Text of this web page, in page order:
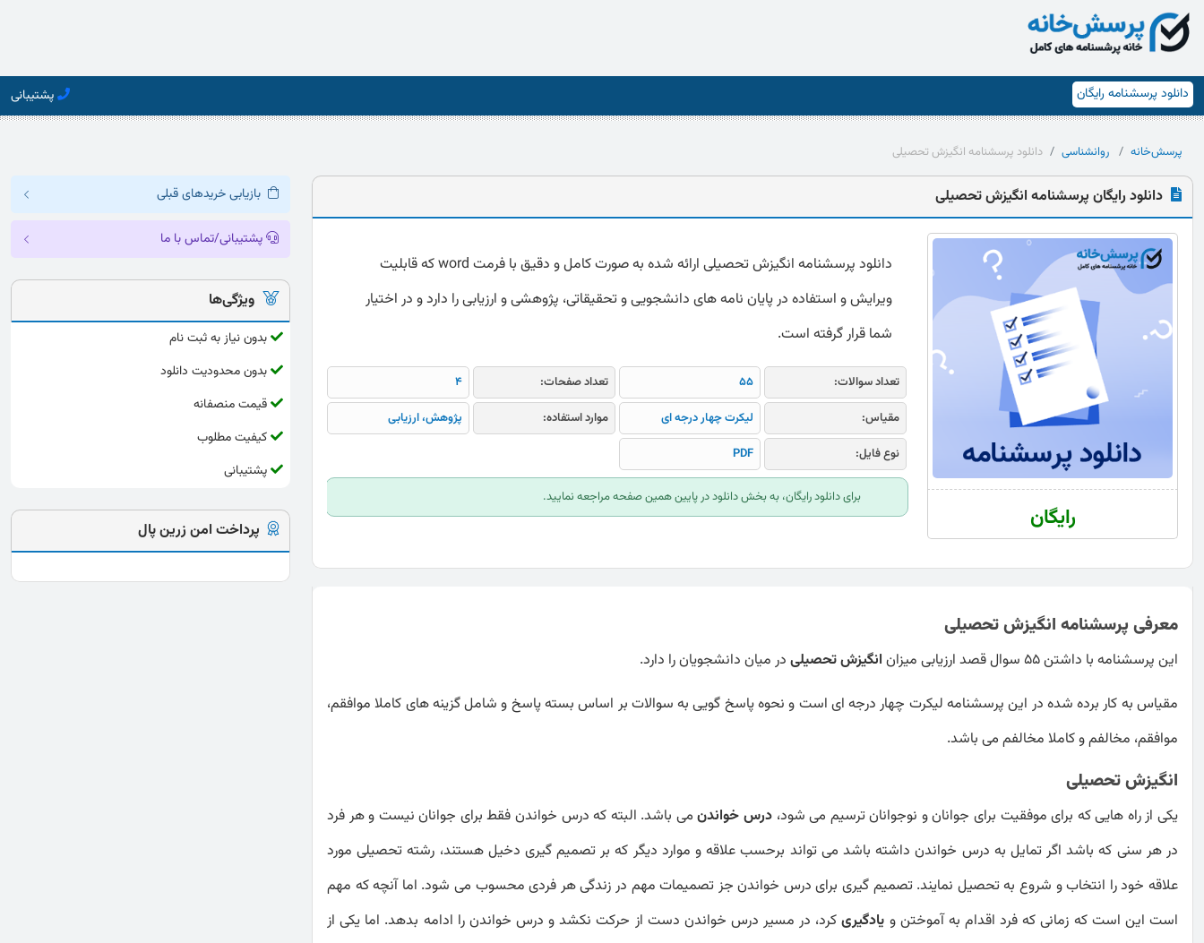
دانلود پرسشنامه رایگان پشتیبانی
پرسش‌خانه روانشناسی دانلود پرسشنامه انگیزش تحصیلی
دانلود رایگان پرسشنامه انگیزش تحصیلی
رایگان
دانلود پرسشنامه انگیزش تحصیلی ارائه شده به صورت کامل و دقیق با فرمت word که قابلیت
ویرایش و استفاده در پایان نامه های دانشجویی و تحقیقاتی، پژوهشی و ارزیابی را دارد و در اختیار
شما قرار گرفته است.
تعداد سوالات: 55 تعداد صفحات:
4
مقیاس:
لیکرت چهار درجه ای موارد استفاده:
پژوهش، ارزیابی
نوع فایل:
PDF
برای دانلود رایگان، به بخش دانلود در پایین همین صفحه مراجعه نمایید.
معرفی پرسشنامه انگیزش تحصیلی
این پرسشنامه با داشتن 55 سوال قصد ارزیابی میزان انگیزش تحصیلیدر میان دانشجویان را دارد.
مقیاس به کار برده شده در این پرسشنامه لیکرت چهار درجه ای است و نحوه پاسخ گویی به سوالات بر اساس بسته پاسخ و شامل گزینه های کاملا موافقم،
موافقم، مخالفم و کاملا مخالفم می باشد.
انگیزش تحصیلی
یکی از راه هایی که برای موفقیت برای جوانان و نوجوانان ترسیم می شود، درس خواندنمی باشد. البته که درس خواندن فقط برای جوانان نیست و هر فرد
در هر سنی که باشد اگر تمایل به درس خواندن داشته باشد می تواند برحسب علاقه و موارد دیگر که بر تصمیم گیری دخیل هستند، رشته تحصیلی مورد
علاقه خود را انتخاب و شروع به تحصیل نمایند. تصمیم گیری برای درس خواندن جز تصمیمات مهم در زندگی هر فردی محسوب می شود. اما آنچه که مهم
است این است که زمانی که فرد اقدام به آموختن و یادگیریکرد، در مسیر درس خواندن دست از حرکت نکشد و درس خواندن را ادامه بدهد. اما یکی از
بازیابی خریدهای قبلی
پشتیبانی/تماس با ما
ویژگی‌ها
بدون نیاز به ثبت نام
بدون محدودیت دانلود
قیمت منصفانه
کیفیت مطلوب
پشتیبانی
پرداخت امن زرین پال